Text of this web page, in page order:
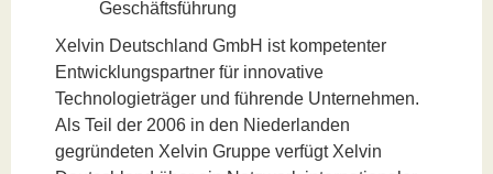
Geschäftsführung
Xelvin Deutschland GmbH ist kompetenter
Entwicklungspartner für innovative
Technologieträger und führende Unternehmen.
Als Teil der 2006 in den Niederlanden
gegründeten Xelvin Gruppe verfügt Xelvin